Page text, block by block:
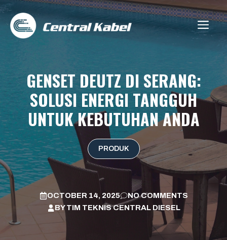
Skip
content
GENSET DEUTZ DI SERANG:
SOLUSI ENERGI TANGGUH
UNTUK KEBUTUHAN ANDA
PRODUK
OCTOBER 14, 2025
NO COMMENTS
BYTIM TEKNIS CENTRAL DIESEL